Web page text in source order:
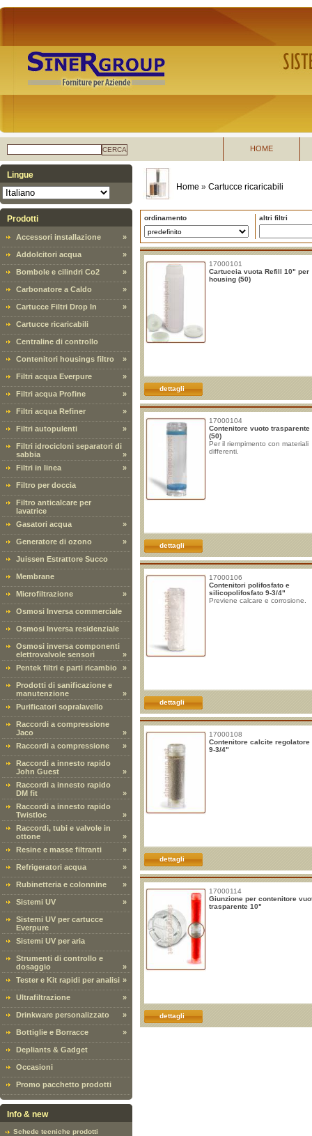
CERCA HOME
Lingue
Prodotti
Accessori installazione »
Addolcitori acqua »
Bombole e cilindri Co2 »
Carbonatore a Caldo »
Cartucce Filtri Drop In »
Cartucce ricaricabili
Centraline di controllo
Contenitori housings filtro »
Filtri acqua Everpure »
Filtri acqua Profine »
Filtri acqua Refiner »
Filtri autopulenti »
Filtri idrocicloni separatori di
sabbia
»
Filtri in linea
»
Filtro per doccia
Filtro anticalcare per
lavatrice
Gasatori acqua
»
Generatore di ozono »
Juissen Estrattore Succo
Membrane
Microfiltrazione »
Osmosi Inversa commerciale
Osmosi Inversa residenziale
Osmosi inversa componenti
elettrovalvole sensori
»
Pentek filtri e parti ricambio
»
Prodotti di sanificazione e
manutenzione
»
Purificatori sopralavello
Raccordi a compressione
Jaco
»
Raccordi a compressione
»
Raccordi a innesto rapido
John Guest
»
Raccordi a innesto rapido
DM fit
»
Raccordi a innesto rapido
Twistloc
»
Raccordi, tubi e valvole in
ottone
»
Resine e masse filtranti
»
Refrigeratori acqua »
Rubinetteria e colonnine »
Sistemi UV »
Sistemi UV per cartucce
Everpure
Sistemi UV per aria
Strumenti di controllo e
dosaggio
»
Tester e Kit rapidi per analisi »
Ultrafiltrazione »
Drinkware personalizzato »
Bottiglie e Borracce »
Depliants & Gadget
Occasioni
Promo pacchetto prodotti
Info & new
Schede tecniche prodotti
Home » Cartucce ricaricabili
ordinamento altri filtri
17000101
Cartuccia vuota Refill 10" per
housing (50)
dettagli
17000104
Contenitore vuoto trasparente
(50)
Per il riempimento con materiali
differenti.
dettagli
17000106
Contenitori polifosfato e
silicopolifosfato 9-3/4"
Previene calcare e corrosione.
dettagli
17000108
Contenitore calcite regolatore
9-3/4"
dettagli
17000114
Giunzione per contenitore
trasparente 10"
dettagli